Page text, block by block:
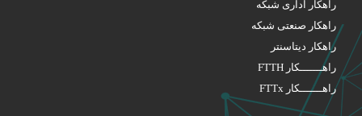
راهکار اداری شبکه
راهکار صنعتی شبکه
راهکار دیتاسنتر
راهـــــــکار FTTH
راهـــــــکار FTTx